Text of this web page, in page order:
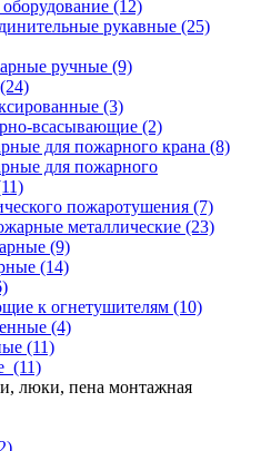
(12)
рукавные (25)
ручные (9)
(24)
(3)
всасывающие (2)
для пожарного крана (8)
для пожарного
пожаротушения (7)
металлические (23)
(9)
(14)
к огнетушителям (10)
(4)
(11)
(11)
люки, пена монтажная